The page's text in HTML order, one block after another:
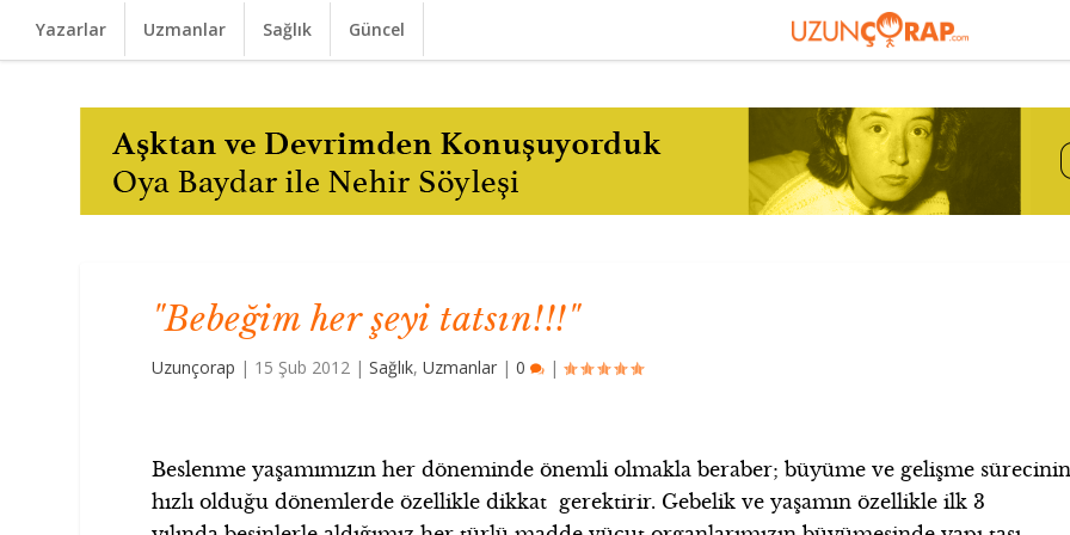
Yazarlar Uzmanlar Sağlık Güncel
"Bebeğim her şeyi tatsın!!!"
Uzunçorap | 15 Şub 2012 |Sağlık,Uzmanlar |0 |
Beslenme yaşamımızın her döneminde önemli olmakla beraber; büyüme ve gelişme
hızlı olduğu dönemlerde özellikle dikkat gerektirir. Gebelik ve yaşamın özellikle ilk 3